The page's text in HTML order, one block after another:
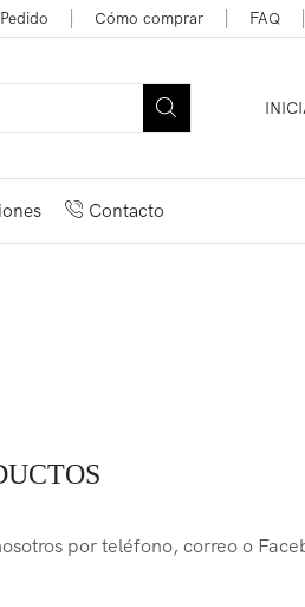
Cómo comprar FAQ
Contacto
por teléfono, correo o